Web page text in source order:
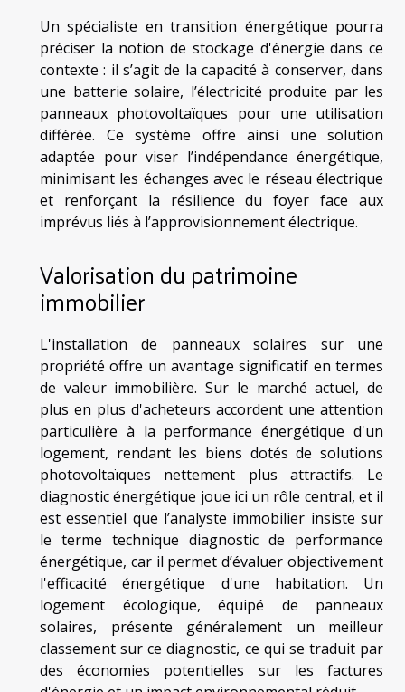
Un spécialiste en transition énergétique pourra
préciser la notion de stockage d'énergie dans ce
contexte : il s’agit de la capacité à conserver, dans
une batterie solaire, l’électricité produite par les
panneaux photovoltaïques pour une utilisation
différée. Ce système offre ainsi une solution
adaptée pour viser l’indépendance énergétique,
minimisant les échanges avec le réseau électrique
et renforçant la résilience du foyer face aux
imprévus liés à l’approvisionnement électrique.
Valorisation du patrimoine
immobilier
L'installation de panneaux solaires sur une
propriété offre un avantage significatif en termes
de valeur immobilière. Sur le marché actuel, de
plus en plus d'acheteurs accordent une attention
particulière à la performance énergétique d'un
logement, rendant les biens dotés de solutions
photovoltaïques nettement plus attractifs. Le
diagnostic énergétique joue ici un rôle central, et il
est essentiel que l’analyste immobilier insiste sur
le terme technique diagnostic de performance
énergétique, car il permet d’évaluer objectivement
l'efficacité énergétique d'une habitation. Un
logement écologique, équipé de panneaux
solaires, présente généralement un meilleur
classement sur ce diagnostic, ce qui se traduit par
des économies potentielles sur les factures